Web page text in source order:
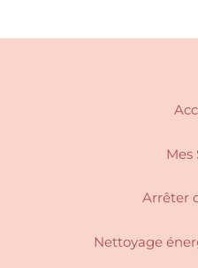
Mes
Arrêter
Nettoyage